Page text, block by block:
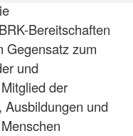
Bereitschaften
Gegensatz zum
und
der
und